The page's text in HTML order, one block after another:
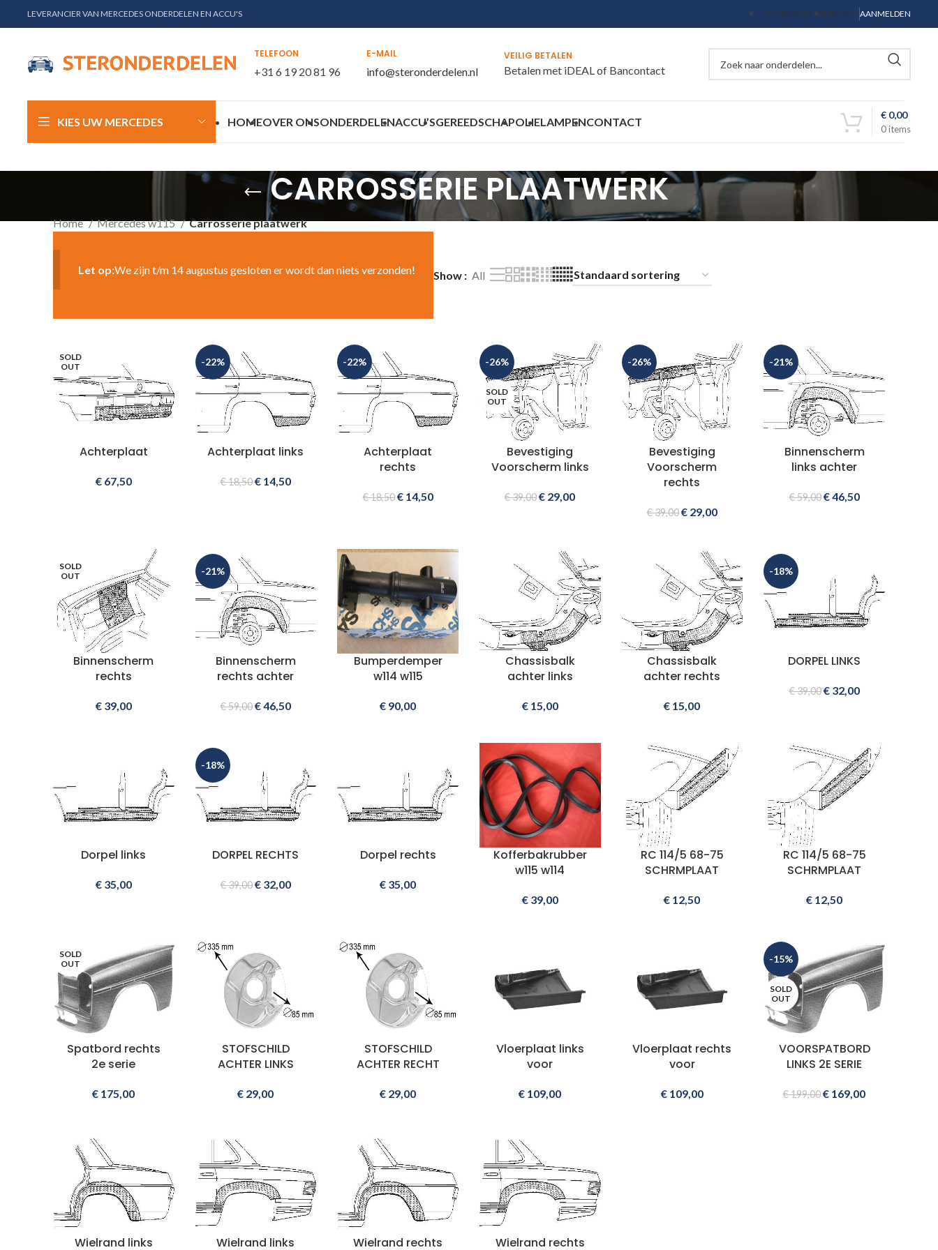
LEVERANCIER VAN MERCEDES ONDERDELEN EN ACCU'S VOORWAARDENPRIVACYAANMELDEN
TELEFOON
+31 6 19 20 81 96
E-MAIL
info@steronderdelen.nl
VEILIG BETALEN
Betalen met iDEAL of Bancontact
KIES UW MERCEDES HOMEOVER ONSONDERDELENACCU’SGEREEDSCHAPOLIELAMPENCONTACT
0items
€ 0,00
CARROSSERIE PLAATWERK
Home Mercedes w115 Carrosserie plaatwerk
Let op:We zijn t/m 14 augustus gesloten er wordt dan niets verzonden! Show All
SOLD
OUT
Achterplaat
€67,50
-22%
Achterplaat links
€18,50€14,50
-22%
Achterplaat
rechts
€18,50€14,50
-26%
SOLD
OUT
Bevestiging
Voorscherm links
€39,00€ 29,00
-26%
Bevestiging
Voorscherm
rechts
€39,00€29,00
-21%
Binnenscherm
links achter
€59,00€46,50
SOLD
OUT
Binnenscherm
rechts
€39,00
-21%
Binnenscherm
rechts achter
€59,00€46,50
Bumperdemper
w114 w115
€ 90,00
Chassisbalk
achter links
€15,00
Chassisbalk
achter rechts
€ 15,00
-18%
DORPEL LINKS
€39,00€32,00
Dorpel links
€35,00
-18%
DORPEL RECHTS
€39,00€32,00
Dorpel rechts
€ 35,00
Kofferbakrubber
w115 w114
€39,00
RC 114/5 68-75
SCHRMPLAAT
€ 12,50
RC 114/5 68-75
SCHRMPLAAT
€ 12,50
SOLD
OUT
Spatbord rechts
2e serie
€ 175,00
STOFSCHILD
ACHTER LINKS
€ 29,00
STOFSCHILD
ACHTER RECHT
€ 29,00
Vloerplaat links
voor
€ 109,00
Vloerplaat rechts
voor
€109,00
-15%
SOLD
OUT
VOORSPATBORD
LINKS 2E SERIE
€199,00€ 169,00
Wielrand links Wielrand links Wielrand rechts Wielrand rechts